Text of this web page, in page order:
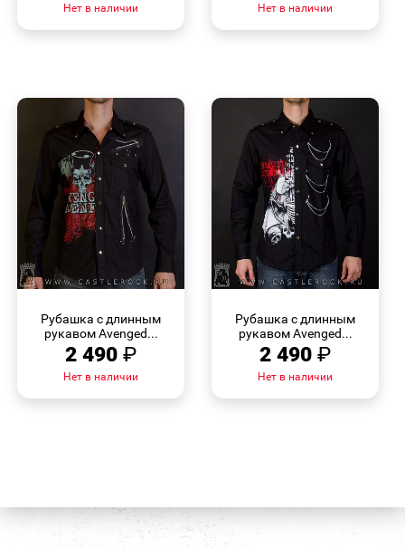
Нет в наличии Нет в наличии
Рубашка с длинным
рукавом Avenged...
2 490 ₽
Нет в наличии
Рубашка с длинным
рукавом Avenged...
2 490 ₽
Нет в наличии